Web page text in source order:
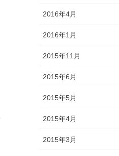
2016年4月
2016年1月
2015年11月
2015年6月
2015年5月
2015年4月
2015年3月